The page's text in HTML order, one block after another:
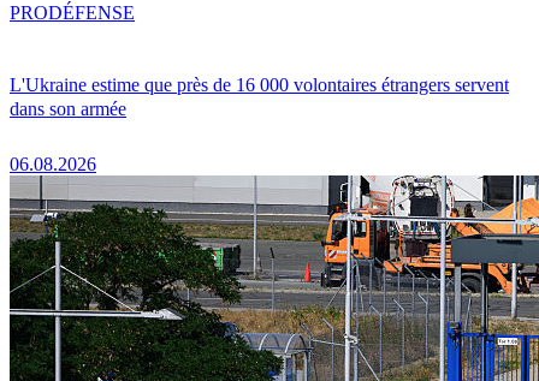
L'Ukraine estime que près de 16 000 volontaires étrangers servent
dans son armée
06.08.2026
PRODÉFENSE